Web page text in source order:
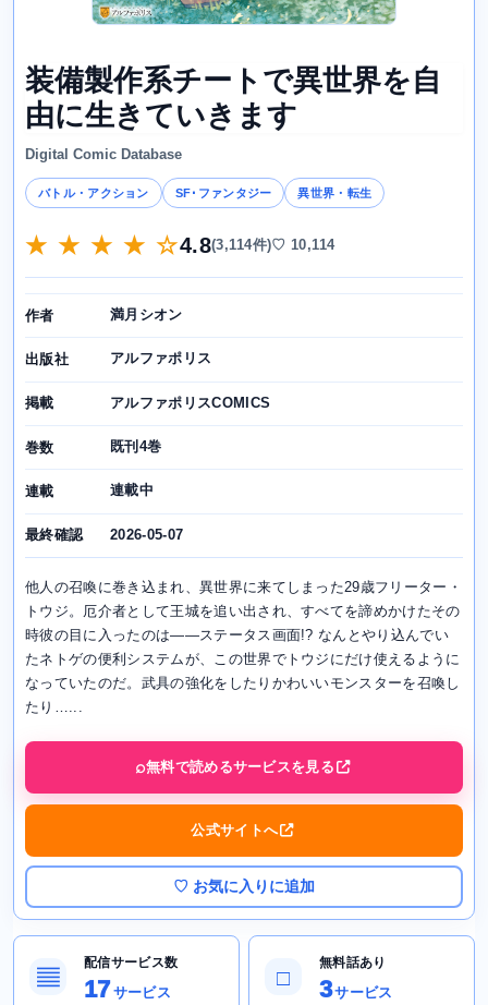
装備製作系チートで異世界を自
由に生きていきます
Digital Comic Database
バトル・アクション SF･ファンタジー 異世界・転生
★ ★ ★ ★ ☆4.8(3,114件)♡ 10,114
作者 満月シオン
出版社 アルファポリス
掲載 アルファポリスCOMICS
巻数 既刊4巻
連載 連載中
最終確認 2026-05-07
他人の召喚に巻き込まれ、異世界に来てしまった29歳フリーター・
トウジ。厄介者として王城を追い出され、すべてを諦めかけたその
時彼の目に入ったのは――ステータス画面!? なんとやり込んでい
たネトゲの便利システムが、この世界でトウジにだけ使えるように
なっていたのだ。武具の強化をしたりかわいいモンスターを召喚し
たり…...
無料で読めるサービスを見る
公式サイトへ
♡ お気に入りに追加
▤
配信サービス数
17サービス
□
無料話あり
3サービス